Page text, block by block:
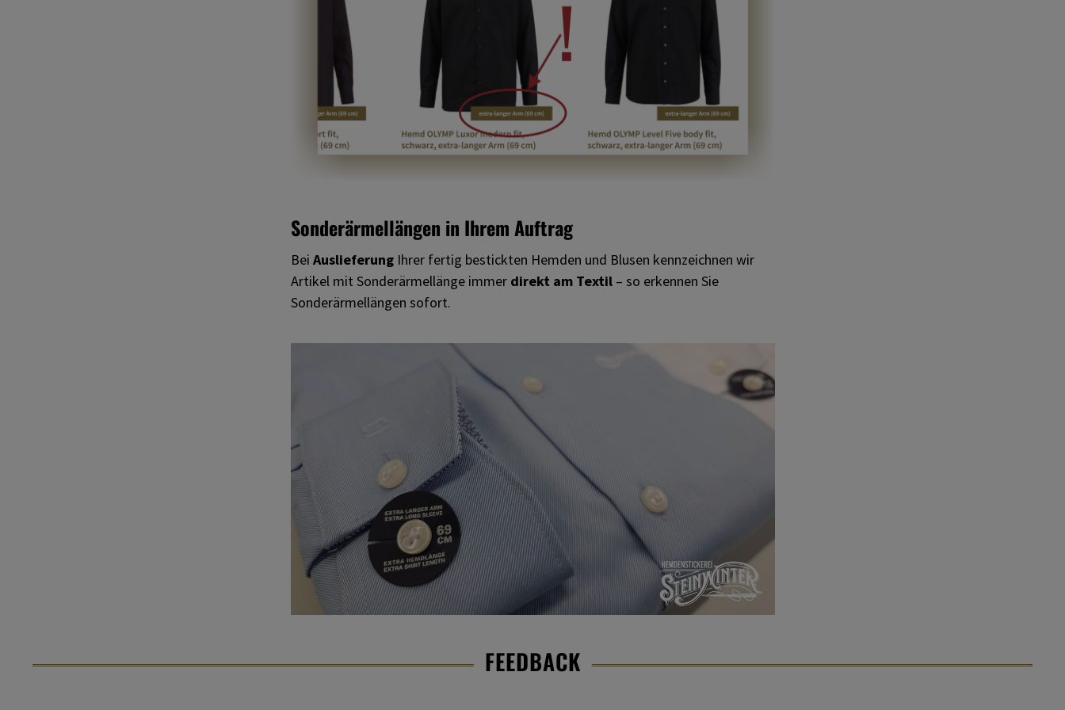
Sonderärmellängen in Ihrem Auftrag
Bei Auslieferung Ihrer fertig bestickten Hemden und Blusen kennzeichnen wir
Artikel mit Sonderärmellänge immer direkt am Textil– so erkennen Sie
Sonderärmellängen sofort.
FEEDBACK